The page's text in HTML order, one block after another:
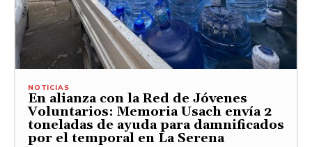
NOTICIAS
En alianza con la Red de Jóvenes
Voluntarios: Memoria Usach envía 2
toneladas de ayuda para damnificados
por el temporal en La Serena